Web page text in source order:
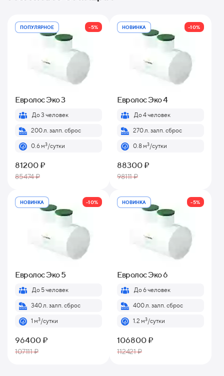
ПОПУЛЯРНОЕ -5%
Евролос Эко 3
До 3 человек
200 л. залп. сброс
0.6 м3/сутки
81200 ₽
85474 ₽
НОВИНКА -10%
Евролос Эко 4
До 4 человек
270 л. залп. сброс
0.8 м3/сутки
88300 ₽
98111 ₽
НОВИНКА -10%
Евролос Эко 5
До 5 человек
340 л. залп. сброс
1 м3/сутки
96400 ₽
107111 ₽
НОВИНКА -5%
Евролос Эко 6
До 6 человек
400 л. залп. сброс
1.2 м3/сутки
106800 ₽
112421 ₽